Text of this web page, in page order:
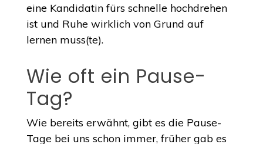
eine Kandidatin fürs schnelle hochdrehen
ist und Ruhe wirklich von Grund auf
lernen muss(te).
Wie oft ein Pause-
Tag?
Wie bereits erwähnt, gibt es die Pause-
Tage bei uns schon immer, früher gab es